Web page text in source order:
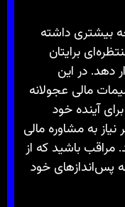
بیشتری داشته
برایتان
دهد. در این
مالی عجولانه
آینده خود
به مشاوره مالی
باشید که از
پس‌اندازهای خود